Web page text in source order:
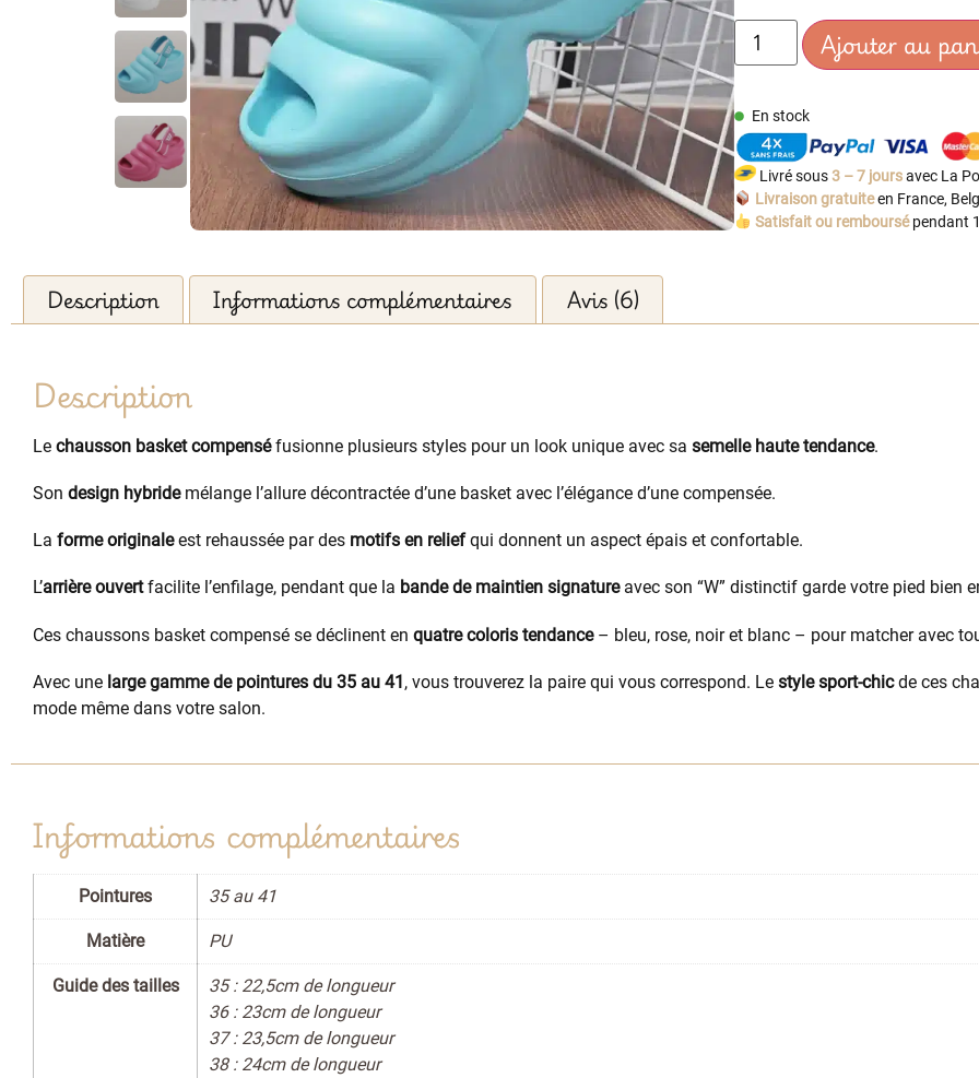
Ajouter au
En stock
Livré sous3 – 7 joursavec La
Livraison gratuiteen France,
Satisfait ou remboursépendant
Description Informations complémentaires Avis (6)
Description
Le chausson basket compenséfusionne plusieurs styles pour un look unique avec sa semelle haute tendance.
Son design hybridemélange l’allure décontractée d’une basket avec l’élégance d’une compensée.
La forme originaleest rehaussée par des motifs en reliefqui donnent un aspect épais et confortable.
L’arrière ouvertfacilite l’enfilage, pendant que la bande de maintien signatureavec son “W” distinctif garde votre pied bien
Ces chaussons basket compensé se déclinent en quatre coloris tendance– bleu, rose, noir et blanc – pour matcher avec
Avec une large gamme de pointures du 35 au 41, vous trouverez la paire qui vous correspond. Le style sport-chicde ces
mode même dans votre salon.
Informations complémentaires
Pointures 35 au 41
Matière PU
Guide des tailles
35 : 22,5cm de longueur
36 : 23cm de longueur
37 : 23,5cm de longueur
38 : 24cm de longueur